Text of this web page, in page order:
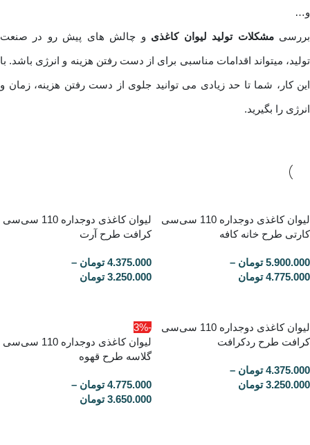
و…
بررسیمشکلات تولید لیوان کاغذی و چالش های پیش رو در صنعت
تولید، میتواند اقدامات مناسبی برای از دست رفتن هزینه و انرژی باشد. با
این کار، شما تا حد زیادی می توانید جلوی از دست رفتن هزینه، زمان و
انرژی را بگیرید.
لیوان کاغذی دوجداره 110 سی‌سی
کارتی طرح خانه کافه
5.900.000 تومان –
4.775.000 تومان
لیوان کاغذی دوجداره 110 سی‌سی
کرافت طرح آرت
4.375.000 تومان –
3.250.000 تومان
لیوان کاغذی دوجداره 110 سی‌سی
کرافت طرح ردکرافت
4.375.000 تومان –
3.250.000 تومان
-3%
لیوان کاغذی دوجداره 110 سی‌سی
گلاسه طرح قهوه
4.775.000 تومان –
3.650.000 تومان